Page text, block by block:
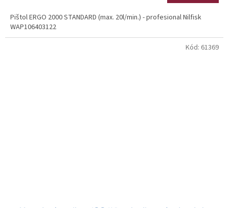
Pištol ERGO 2000 STANDARD (max. 20l/min.) - profesional Nilfisk
WAP106403122
Kód: 61369